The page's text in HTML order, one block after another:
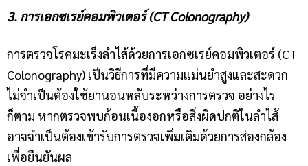
3. การเอกซเรย์คอมพิวเตอร์ (CT Colonography)
การตรวจโรคมะเร็งลำไส้ด้วยการเอกซเรย์คอมพิวเตอร์ (CT
Colonography) เป็นวิธีการที่มีความแม่นยำสูงและสะดวก
ไม่จำเป็นต้องใช้ยานอนหลับระหว่างการตรวจ อย่างไร
ก็ตาม หากตรวจพบก้อนเนื้องอกหรือสิ่งผิดปกติในลำไส้
อาจจำเป็นต้องเข้ารับการตรวจเพิ่มเติมด้วยการส่องกล้อง
เพื่อยืนยันผล